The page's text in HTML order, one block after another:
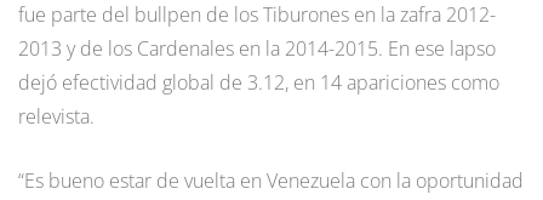
fue parte del bullpen de los Tiburones en la zafra 2012-
2013 y de los Cardenales en la 2014-2015. En ese lapso
dejó efectividad global de 3.12, en 14 apariciones como
relevista.
“Es bueno estar de vuelta en Venezuela con la oportunidad